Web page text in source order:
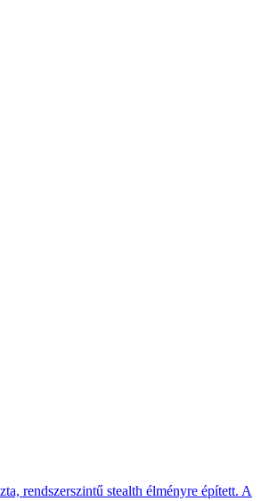
rendszerszintű stealth élményre épített. A